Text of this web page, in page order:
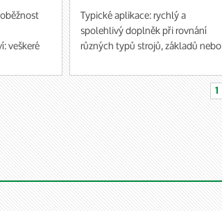
veškeré
Typické aplikace: rychlý a
spolehlivý doplněk při rovnání
různých typů strojů, základů nebo
1